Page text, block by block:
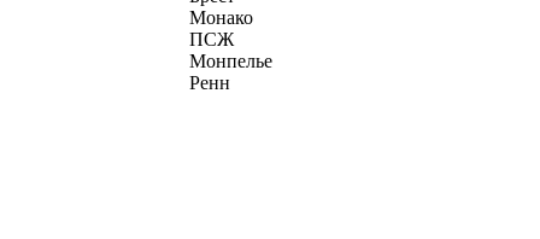
Монако
ПСЖ
Монпелье
Ренн